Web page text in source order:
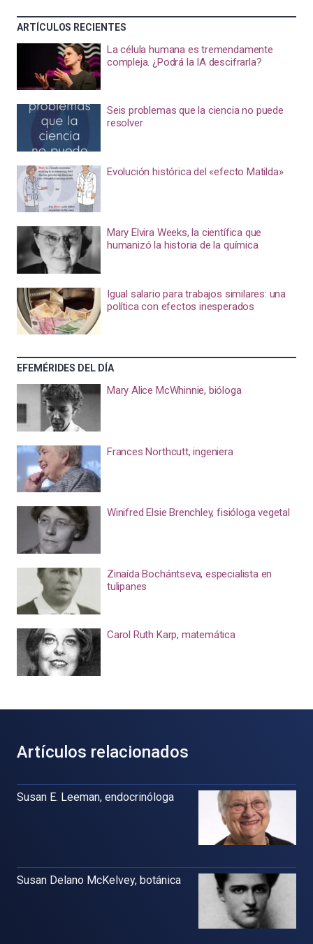
ARTÍCULOS RECIENTES
La célula humana es tremendamente
compleja. ¿Podrá la IA descifrarla?
Seis problemas que la ciencia no puede
resolver
Evolución histórica del «efecto Matilda»
Mary Elvira Weeks, la científica que
humanizó la historia de la química
Igual salario para trabajos similares: una
política con efectos inesperados
EFEMÉRIDES DEL DÍA
Mary Alice McWhinnie, bióloga
Frances Northcutt, ingeniera
Winifred Elsie Brenchley, fisióloga vegetal
Zinaída Bochántseva, especialista en
tulipanes
Carol Ruth Karp, matemática
Artículos relacionados
Susan E. Leeman, endocrinóloga
Susan Delano McKelvey, botánica